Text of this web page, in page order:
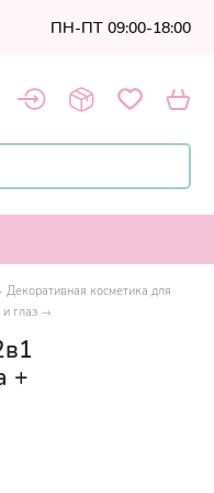
ПН-ПТ 09:00-18:00
Декоративная косметика для
глаз
+